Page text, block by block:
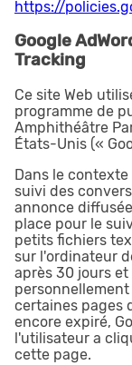
https://
Google
Tracking
Ce site Web
programme de
Amphithéâtre
États-Unis («
Dans le
suivi des
annonce
place pour le
petits fichiers
sur l'ordinateur
après 30 jours
certaines pages
encore expiré,
l'utilisateur a
cette page.